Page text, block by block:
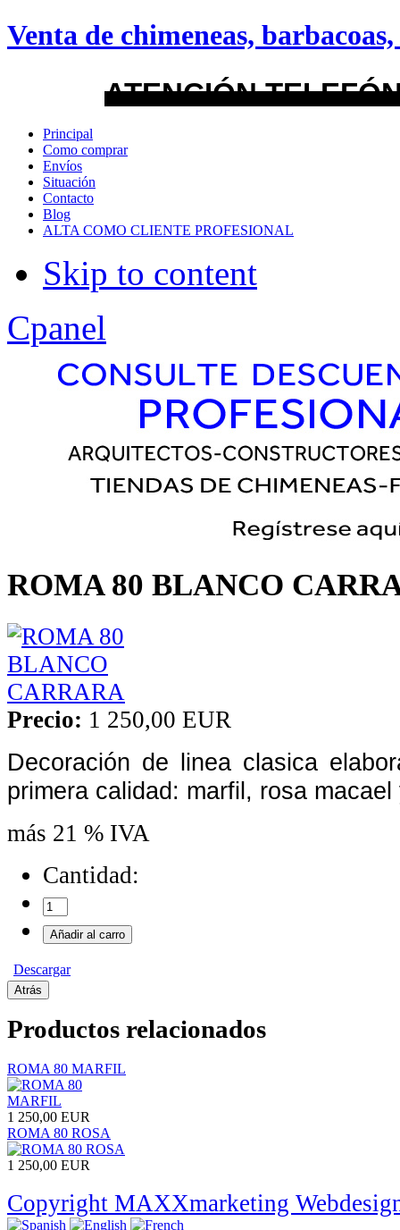
Venta de chimeneas, barbacoas,
ATENCIÓN
Principal
Como comprar
Envíos
Situación
Contacto
Blog
ALTA COMO CLIENTE PROFESIONAL
Skip to content
android
Menu Style
Mega
Css
Dropline
Split
Cpanel
ROMA 80 BLANCO
Precio: 1 250,00 EUR
Decoración de linea clasica
primera calidad: marfil, rosa
más 21 % IVA
Cantidad:
Descargar
Productos relacionados
ROMA 80 MARFIL
1 250,00 EUR
ROMA 80 ROSA
1 250,00 EUR
Copyright MAXXmarketing